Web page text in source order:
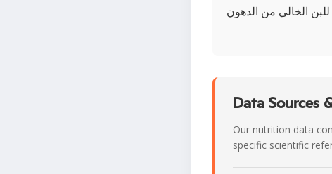
Data Sources
Our nutrition data
specific scientific